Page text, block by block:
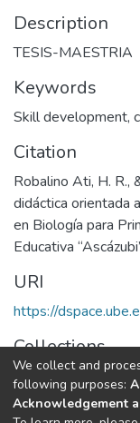
Description
TESIS-MAESTRIA
Keywords
Skill development,
Citation
Robalino Ati, H. R.,
didáctica orientada
en Biología para
Educativa
URI
https://
Collections
Tesis
Full item page
We collect and
following purposes:
Acknowledgement